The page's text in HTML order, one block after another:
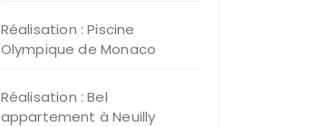
Réalisation : Piscine
Olympique de Monaco
Réalisation : Bel
appartement à Neuilly